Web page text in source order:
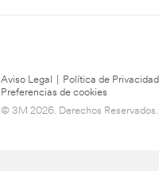
Aviso Legal Política de Privacidad
Preferencias de cookies
© 3M 2026. Derechos Reservados.